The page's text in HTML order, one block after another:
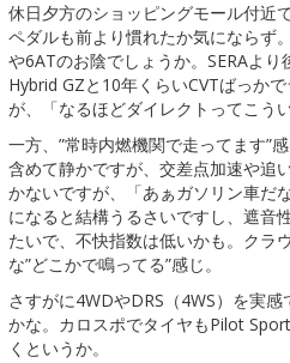
休日夕方のショッピングモール付近
ペダルも前より慣れたか気にならず
や6ATのお陰でしょうか。SERAよ
Hybrid GZと10年くらいCVTばっか
が、「なるほどダイレクトってこう
一方、”常時内燃機関で走ってます”
含めて静かですが、交差点加速や追
かないですが、「あぁガソリン車だ
になると結構うるさいですし、遮音
たいで、不快指数は低いかも。クラ
な”どこかで鳴ってる”感じ。
さすがに4WDやDRS（4WS）を実
かな。カロスポでタイヤもPilot
くというか。